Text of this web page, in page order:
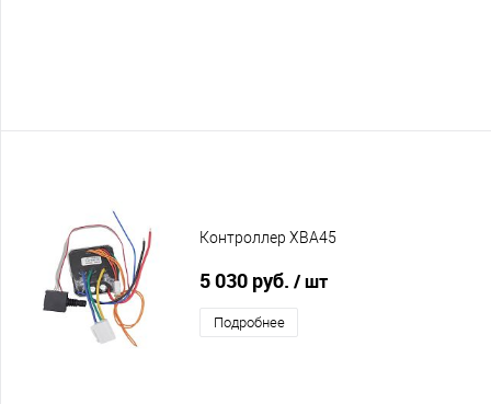
Контроллер XBA45
5 030 руб. / шт
Подробнее